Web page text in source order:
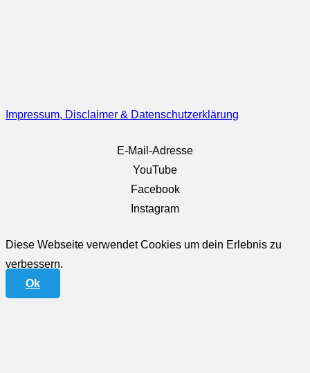
Impressum, Disclaimer & Datenschutzerklärung
E-Mail-Adresse
YouTube
Facebook
Instagram
Diese Webseite verwendet Cookies um dein Erlebnis zu
verbessern.
Ok